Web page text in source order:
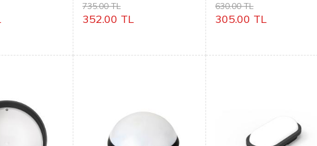
735.00 TL
352.00 TL
630.00 TL
305.00 TL